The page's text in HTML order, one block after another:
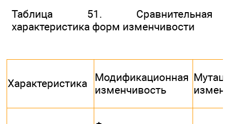
Таблица 51. Сравнительная
характеристика форм изменчивости
Характеристика
Модификационная
изменчивость